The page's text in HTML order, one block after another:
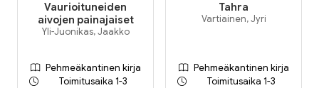
Vaurioituneiden
aivojen painajaiset
Yli-Juonikas, Jaakko
Pehmeäkantinen kirja
Toimitusaika 1-3
Tahra
Vartiainen, Jyri
Pehmeäkantinen kirja
Toimitusaika 1-3